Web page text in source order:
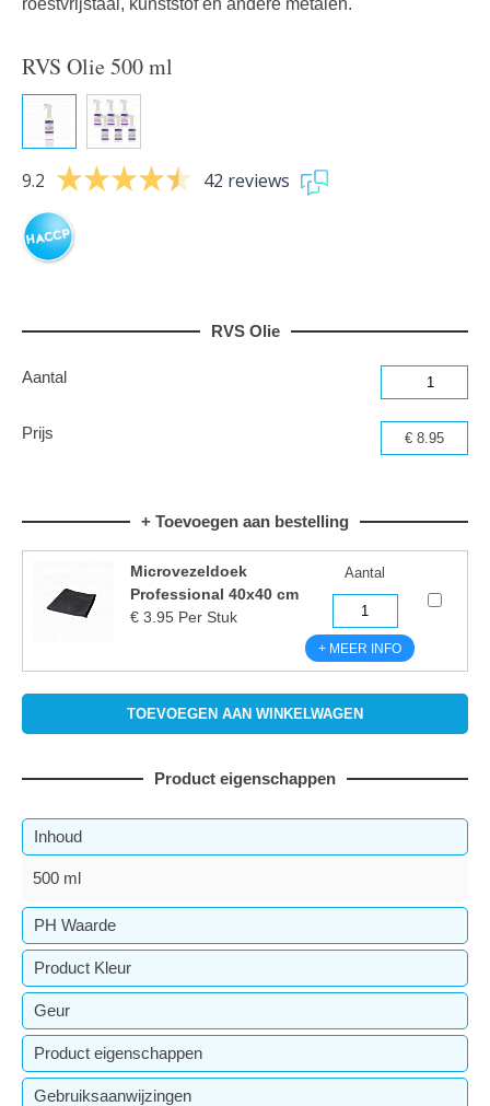
roestvrijstaal, kunststof en andere metalen.
RVS Olie 500 ml
9.2 42 reviews
RVS Olie
Aantal
Prijs € 8.95
+ Toevoegen aan bestelling
Aantal
Microvezeldoek
Professional 40x40 cm
€ 3.95 Per Stuk
+ MEER INFO
Product eigenschappen
Inhoud
500 ml
PH Waarde
n.v.t.
Product Kleur
Kleurloos
Geur
Ongeparfumeerd
Product eigenschappen
Het product reinigt en beschermt alle RVS
Gebruiksaanwijzingen